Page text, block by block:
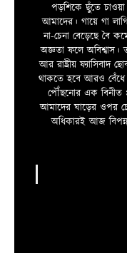
পড়শিকে ছুঁতে
আমাদের। গায়ে গা
না-চেনা বেড়েছে বৈ
অজ্ঞতা ফলে অবিশ্বাস।
আর রাষ্ট্রীয় ফ্যাসিবাদ
থাকতে হবে আরও বেঁধে
পৌঁছনোর এক বিনীত
আমাদের ঘাড়ের ওপর
অধিকারই আজ